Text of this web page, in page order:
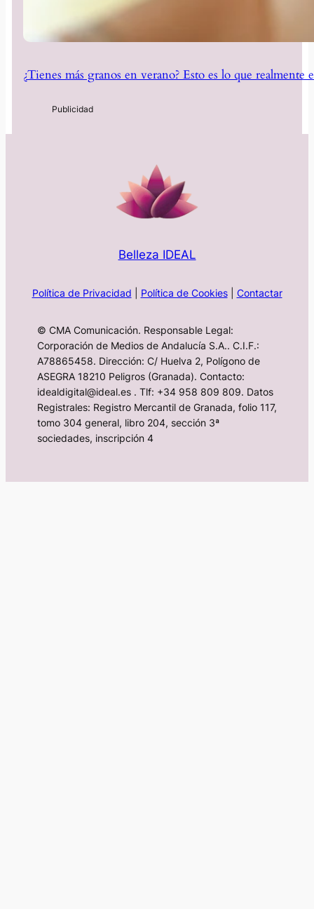
¿Tienes más granos en verano? Esto es lo que realmente
Belleza IDEAL
Política de Privacidad Política de Cookies| Contactar
© CMA Comunicación. Responsable Legal:
Corporación de Medios de Andalucía S.A.. C.I.F.:
A78865458. Dirección: C/ Huelva 2, Polígono de
ASEGRA 18210 Peligros (Granada). Contacto:
idealdigital@ideal.es . Tlf: +34 958 809 809. Datos
Registrales: Registro Mercantil de Granada, folio 117,
tomo 304 general, libro 204, sección 3ª
sociedades, inscripción 4